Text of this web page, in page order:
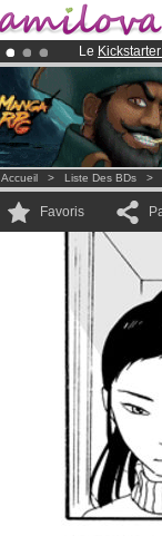
Le
Abonnement
Déjà 100000
Accueil > Liste Des BDs >
Favoris